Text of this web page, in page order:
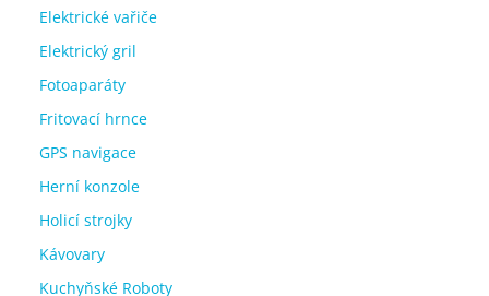
Elektrické vařiče
Elektrický gril
Fotoaparáty
Fritovací hrnce
GPS navigace
Herní konzole
Holicí strojky
Kávovary
Kuchyňské Roboty